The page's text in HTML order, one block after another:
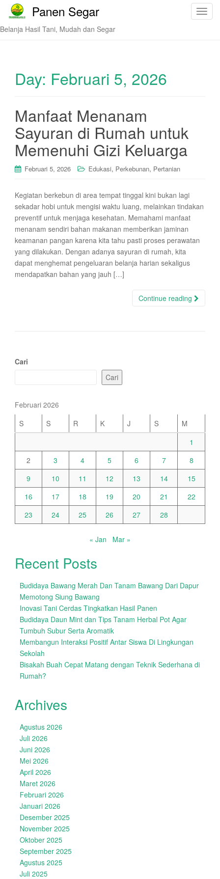
T
Panen Segar
Belanja Hasil Tani, Mudah dan Segar
Day: Februari 5, 2026
Manfaat Menanam
Sayuran di Rumah untuk
Memenuhi Gizi Keluarga
Februari 5, 2026 Edukasi, Perkebunan, Pertanian
Kegiatan berkebun di area tempat tinggal kini bukan lagi
sekadar hobi untuk mengisi waktu luang, melainkan tindakan
preventif untuk menjaga kesehatan. Memahami manfaat
menanam sendiri bahan makanan memberikan jaminan
keamanan pangan karena kita tahu pasti proses perawatan
yang dilakukan. Dengan adanya sayuran di rumah, kita
dapat menghemat pengeluaran belanja harian sekaligus
mendapatkan bahan yang jauh […]
Continue reading
Cari
Cari
Februari 2026
S
S R K J S
M
1
2
3 4 5 6 7
8
9
10 11 12 13 14
15
16
17 18 19 20 21
22
23
24 25 26 27 28
« Jan Mar »
Recent Posts
Budidaya Bawang Merah Dan Tanam Bawang Dari Dapur
Memotong Siung Bawang
Inovasi Tani Cerdas Tingkatkan Hasil Panen
Budidaya Daun Mint dan Tips Tanam Herbal Pot Agar
Tumbuh Subur Serta Aromatik
Membangun Interaksi Positif Antar Siswa Di Lingkungan
Sekolah
Bisakah Buah Cepat Matang dengan Teknik Sederhana di
Rumah?
Archives
Agustus 2026
Juli 2026
Juni 2026
Mei 2026
April 2026
Maret 2026
Februari 2026
Januari 2026
Desember 2025
November 2025
Oktober 2025
September 2025
Agustus 2025
Juli 2025